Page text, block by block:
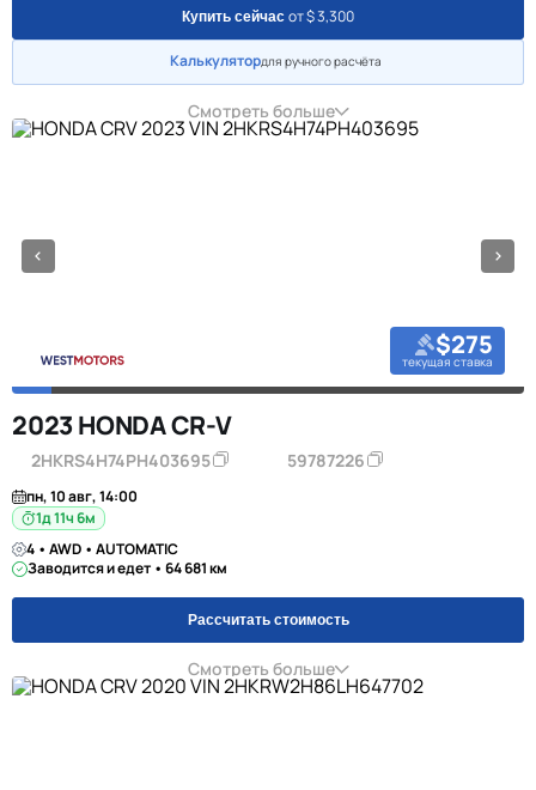
Купить сейчас от $ 3,300
Калькулятордля ручного расчёта
Смотреть больше
$275
текущая ставка
2023 HONDA CR-V
2HKRS4H74PH403695 59787226
пн, 10 авг, 14:00
1д 11ч 6м
4 • AWD • AUTOMATIC
Заводится и едет • 64 681 км
Рассчитать стоимость
Смотреть больше